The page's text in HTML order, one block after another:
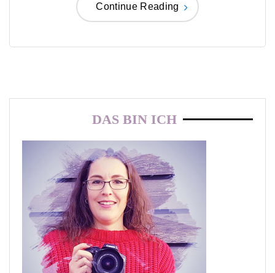
Continue Reading
DAS BIN ICH